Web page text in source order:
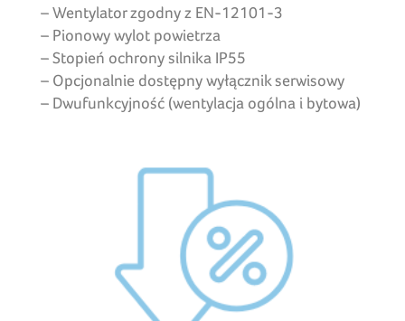
– Wentylator zgodny z EN-12101-3
– Pionowy wylot powietrza
– Stopień ochrony silnika IP55
– Opcjonalnie dostępny wyłącznik serwisowy
– Dwufunkcyjność (wentylacja ogólna i bytowa)